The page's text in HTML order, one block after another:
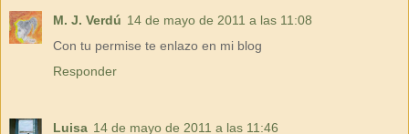
M. J. Verdú 14 de mayo de 2011 a las 11:08
Con tu permise te enlazo en mi blog
Responder
Luisa 14 de mayo de 2011 a las 11:46